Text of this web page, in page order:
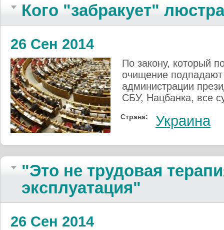
Кого "забракует"
26 Сен 2014
По закону, который
очищение
администрации
СБУ, Нацбанка, все
Страна: Украина
"Это не трудовая
эксплуатация"
26 Сен 2014